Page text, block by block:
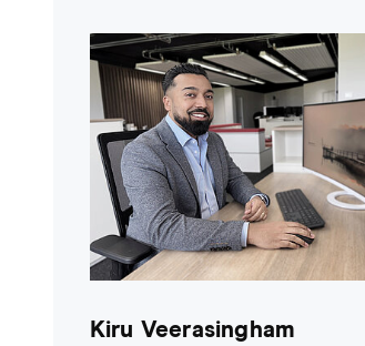
Kiru Veerasingham